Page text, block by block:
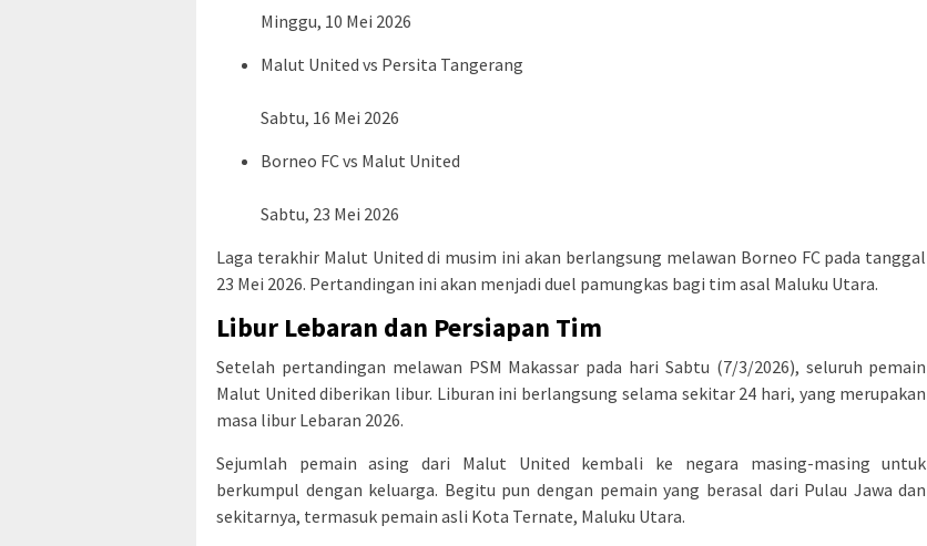
Minggu, 10 Mei 2026
Malut United vs Persita Tangerang
Sabtu, 16 Mei 2026
Borneo FC vs Malut United
Sabtu, 23 Mei 2026
Laga terakhir Malut United di musim ini akan berlangsung melawan Borneo FC pada tanggal
23 Mei 2026. Pertandingan ini akan menjadi duel pamungkas bagi tim asal Maluku Utara.
Libur Lebaran dan Persiapan Tim
Setelah pertandingan melawan PSM Makassar pada hari Sabtu (7/3/2026), seluruh pemain
Malut United diberikan libur. Liburan ini berlangsung selama sekitar 24 hari, yang merupakan
masa libur Lebaran 2026.
Sejumlah pemain asing dari Malut United kembali ke negara masing-masing untuk
berkumpul dengan keluarga. Begitu pun dengan pemain yang berasal dari Pulau Jawa dan
sekitarnya, termasuk pemain asli Kota Ternate, Maluku Utara.